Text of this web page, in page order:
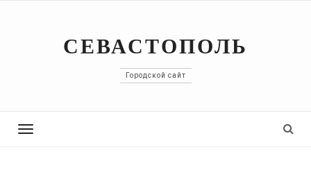
СЕВАСТОПОЛЬ
Городской сайт
Toggle